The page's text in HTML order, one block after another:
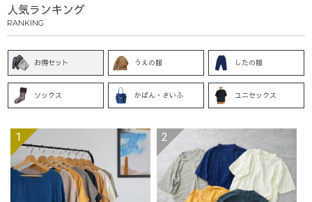
人気ランキング
RANKING
お得セット うえの服 したの服
ソックス かばん・さいふ ユニセックス